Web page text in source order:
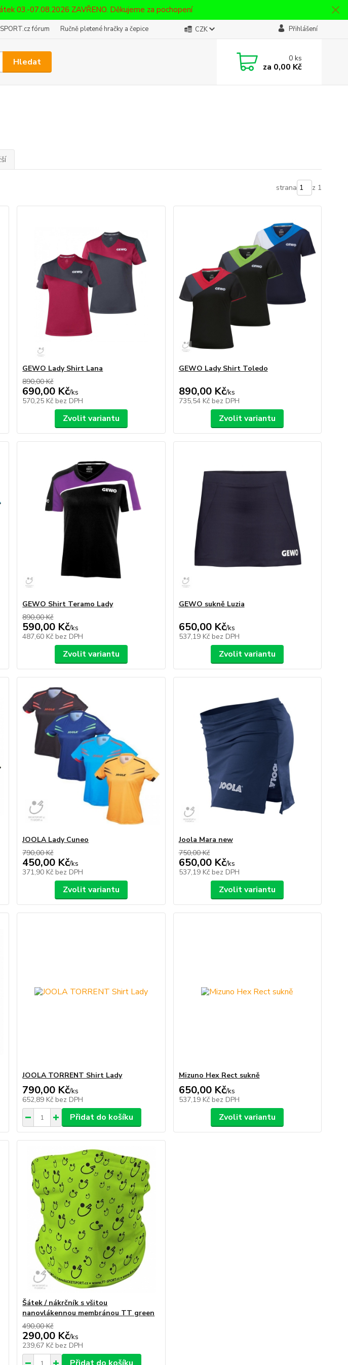
03.-07.08.2026 ZAVŘENO. Děkujeme za pochopení
fórum Ručně pletené hračky a čepice CZK Přihlášení
Hledat 0ks
za 0,00 Kč
strana z 1
GEWO Lady Shirt Lana
890,00 Kč
690,00 Kč/ks
570,25 Kč bez DPH
Zvolit variantu
GEWO Lady Shirt Toledo
890,00 Kč/ks
735,54 Kč bez DPH
Zvolit variantu
GEWO Shirt Teramo Lady
890,00 Kč
590,00 Kč/ks
487,60 Kč bez DPH
Zvolit variantu
GEWO sukně Luzia
650,00 Kč/ks
537,19 Kč bez DPH
Zvolit variantu
JOOLA Lady Cuneo
790,00 Kč
450,00 Kč/ks
371,90 Kč bez DPH
Zvolit variantu
Joola Mara new
750,00 Kč
650,00 Kč/ks
537,19 Kč bez DPH
Zvolit variantu
JOOLA TORRENT Shirt Lady
790,00 Kč/ks
652,89 Kč bez DPH
Přidat do košíku
Mizuno Hex Rect sukně
650,00 Kč/ks
537,19 Kč bez DPH
Zvolit variantu
Šátek / nákrčník s všitou
nanovlákennou membránou TT green
490,00 Kč
290,00 Kč/ks
239,67 Kč bez DPH